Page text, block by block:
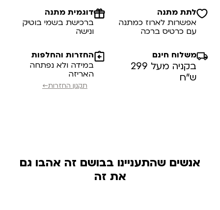
לתת מתנה
אפשרות לארוז כמתנה
עם כרטיס ברכה
דוגמית מתנה
ברכישת בשמי בוטיק
ונישה
משלוח חינם
בקניה מעל 299
ש”ח
החזרות והחלפות
במידה ולא נפתחה
האריזה
תקנון החזרות←
אנשים שהתעניינו בבושם זה אהבו גם
את זה